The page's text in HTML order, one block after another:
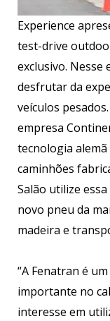
Experience
test-drive
exclusivo. Nesse
desfrutar da
veículos
empresa
tecnologia
caminhões
Salão utilize
novo pneu da
madeira e
“A Fenatran é
importante no
interesse em